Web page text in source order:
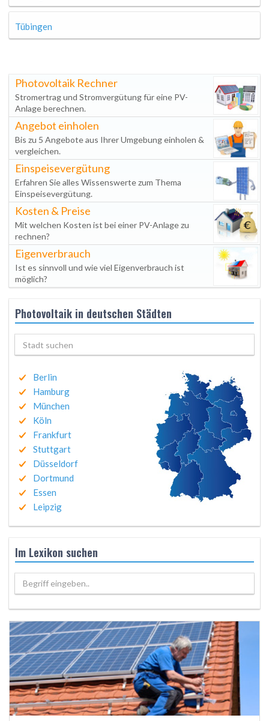
Tübingen
Photovoltaik Rechner
Stromertrag und Stromvergütung für eine PV-
Anlage berechnen.
Angebot einholen
Bis zu 5 Angebote aus Ihrer Umgebung einholen &
vergleichen.
Einspeisevergütung
Erfahren Sie alles Wissenswerte zum Thema
Einspeisevergütung.
Kosten & Preise
Mit welchen Kosten ist bei einer PV-Anlage zu
rechnen?
Eigenverbrauch
Ist es sinnvoll und wie viel Eigenverbrauch ist
möglich?
Photovoltaik in deutschen Städten
Berlin
Hamburg
München
Köln
Frankfurt
Stuttgart
Düsseldorf
Dortmund
Essen
Leipzig
Im Lexikon suchen
Begriff eingeben..